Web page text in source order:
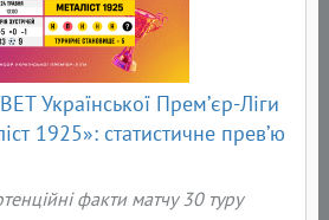
Української Прем’єр-Ліги
1925»: статистичне прев’ю
факти матчу 30 туру